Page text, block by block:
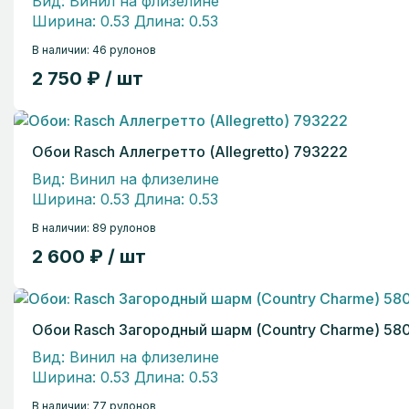
Ширина: 0.53 Длина: 0.53
В наличии: 46 рулонов
2 750 ₽ / шт
Обои Rasch Аллегретто (Allegretto) 793222
Вид: Винил на флизелине
Ширина: 0.53 Длина: 0.53
В наличии: 89 рулонов
2 600 ₽ / шт
Обои Rasch Загородный шарм (Country Charme)
Вид: Винил на флизелине
Ширина: 0.53 Длина: 0.53
В наличии: 77 рулонов